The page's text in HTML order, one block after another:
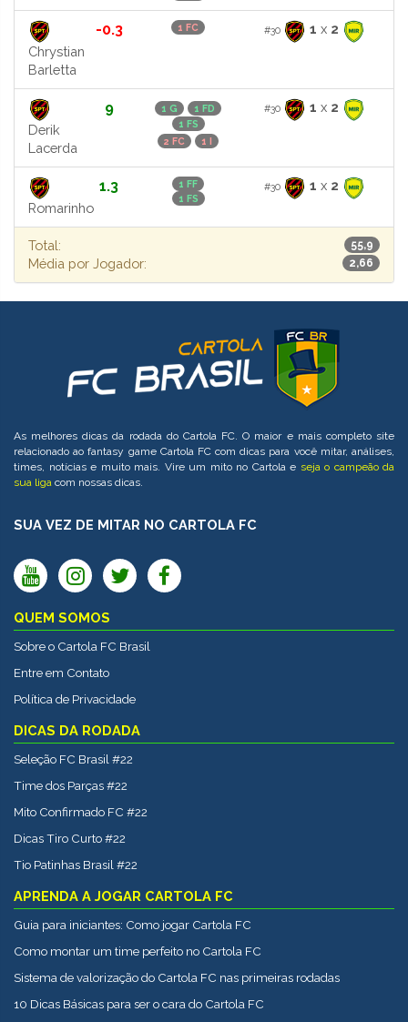
Chrystian
Barletta
-0.3 1 FC #30 1 x 2
Derik
Lacerda
9 1 G
1 FD
1 FS
2 FC
1 I
#30 1 x 2
Romarinho
1.3
1 FF
1 FS
#30 1 x 2
Total: 55,9
Média por Jogador: 2,66
As melhores dicas da rodada do Cartola FC. O maior e mais completo site
relacionado ao fantasy game Cartola FC com dicas para você mitar, análises,
times, notícias e muito mais. Vire um mito no Cartola e seja o campeão da
sua liga com nossas dicas.
SUA VEZ DE MITAR NO CARTOLA FC
QUEM SOMOS
Sobre o Cartola FC Brasil
Entre em Contato
Política de Privacidade
DICAS DA RODADA
Seleção FC Brasil #22
Time dos Parças #22
Mito Confirmado FC #22
Dicas Tiro Curto #22
Tio Patinhas Brasil #22
APRENDA A JOGAR CARTOLA FC
Guia para iniciantes: Como jogar Cartola FC
Como montar um time perfeito no Cartola FC
Sistema de valorização do Cartola FC nas primeiras rodadas
10 Dicas Básicas para ser o cara do Cartola FC